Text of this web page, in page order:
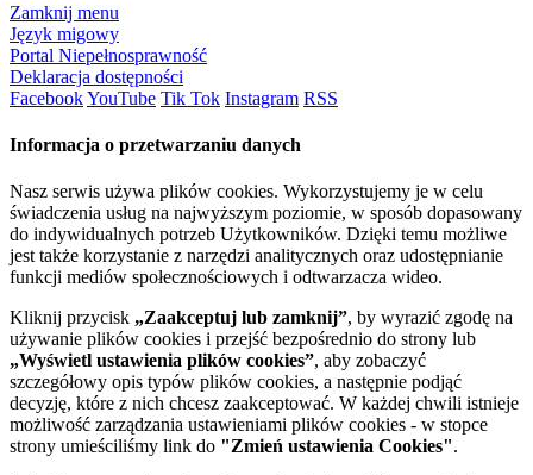
Zamknij menu
Język migowy
Portal Niepełnosprawność
Deklaracja dostępności
FacebookYouTube Tik Tok Instagram RSS
Informacja o przetwarzaniu danych
Nasz serwis używa plików cookies. Wykorzystujemy je w celu
świadczenia usług na najwyższym poziomie, w sposób dopasowany
do indywidualnych potrzeb Użytkowników. Dzięki temu możliwe
jest także korzystanie z narzędzi analitycznych oraz udostępnianie
funkcji mediów społecznościowych i odtwarzacza wideo.
Kliknij przycisk „Zaakceptuj lub zamknij”, by wyrazić zgodę na
używanie plików cookies i przejść bezpośrednio do strony lub
„Wyświetl ustawienia plików cookies”, aby zobaczyć
szczegółowy opis typów plików cookies, a następnie podjąć
decyzję, które z nich chcesz zaakceptować. W każdej chwili istnieje
możliwość zarządzania ustawieniami plików cookies - w stopce
strony umieściliśmy link do "Zmień ustawienia Cookies".